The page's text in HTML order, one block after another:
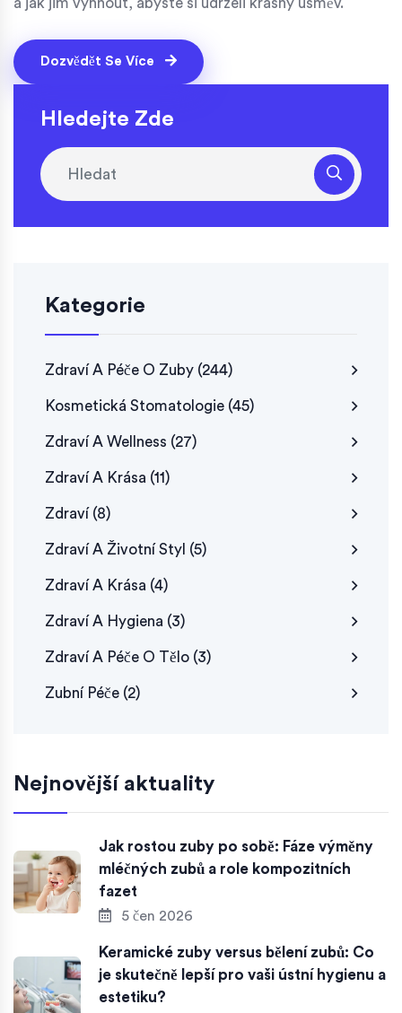
Dozvědět Se Více
Hledejte Zde
Kategorie
Zdraví A Péče O Zuby (244)
Kosmetická Stomatologie (45)
Zdraví A Wellness (27)
Zdraví A Krása (11)
Zdraví (8)
Zdraví A Životní Styl (5)
Zdraví A Krása (4)
Zdraví A Hygiena (3)
Zdraví A Péče O Tělo (3)
Zubní Péče (2)
Nejnovější aktuality
Jak rostou zuby po sobě: Fáze výměny
mléčných zubů a role kompozitních
fazet
5 čen 2026
Keramické zuby versus bělení zubů: Co
je skutečně lepší pro vaši ústní hygienu a
estetiku?